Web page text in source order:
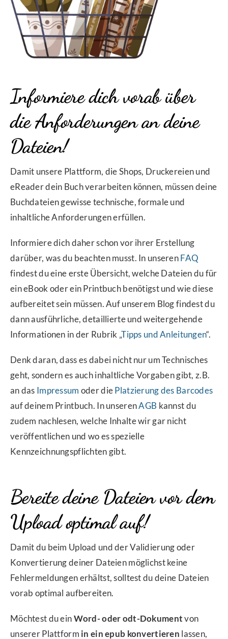
Informiere dich vorab über
die Anforderungen an deine
Dateien!
Damit unsere Plattform, die Shops, Druckereien und
eReader dein Buch verarbeiten können, müssen deine
Buchdateien gewisse technische, formale und
inhaltliche Anforderungen erfüllen.
Informiere dich daher schon vor ihrer Erstellung
darüber, was du beachten musst. In unserenFAQ
findest du eine erste Übersicht, welche Dateien du für
ein eBook oder ein Printbuch benötigst und wie diese
aufbereitet sein müssen. Auf unserem Blog findest du
dann ausführliche, detaillierte und weitergehende
Informationen in der Rubrik „Tipps und Anleitungen“.
Denk daran, dass es dabei nicht nur um Technisches
geht, sondern es auch inhaltliche Vorgaben gibt, z.B.
an das Impressum oder diePlatzierung des Barcodes
auf deinem Printbuch. In unserenAGB kannst du
zudem nachlesen, welche Inhalte wir gar nicht
veröffentlichen und wo es spezielle
Kennzeichnungspflichten gibt.
Bereite deine Dateien vor dem
Upload optimal auf!
Damit du beim Upload und der Validierung oder
Konvertierung deiner Dateien möglichst keine
Fehlermeldungen erhältst, solltest du deine Dateien
vorab optimal aufbereiten.
Möchtest du einWord- oder odt-Dokumentvon
unserer Plattform in ein epub konvertieren lassen,